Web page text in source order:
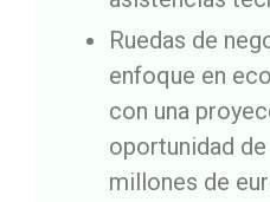
Ruedas de
enfoque en
con una
oportunidad
millones de